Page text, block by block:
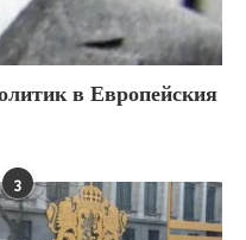
в Европейския
3